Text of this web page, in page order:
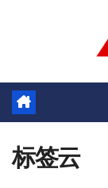
容
标签云